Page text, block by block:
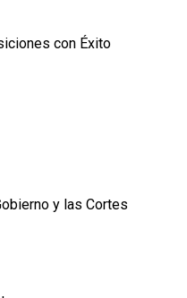
con Éxito
y las Cortes